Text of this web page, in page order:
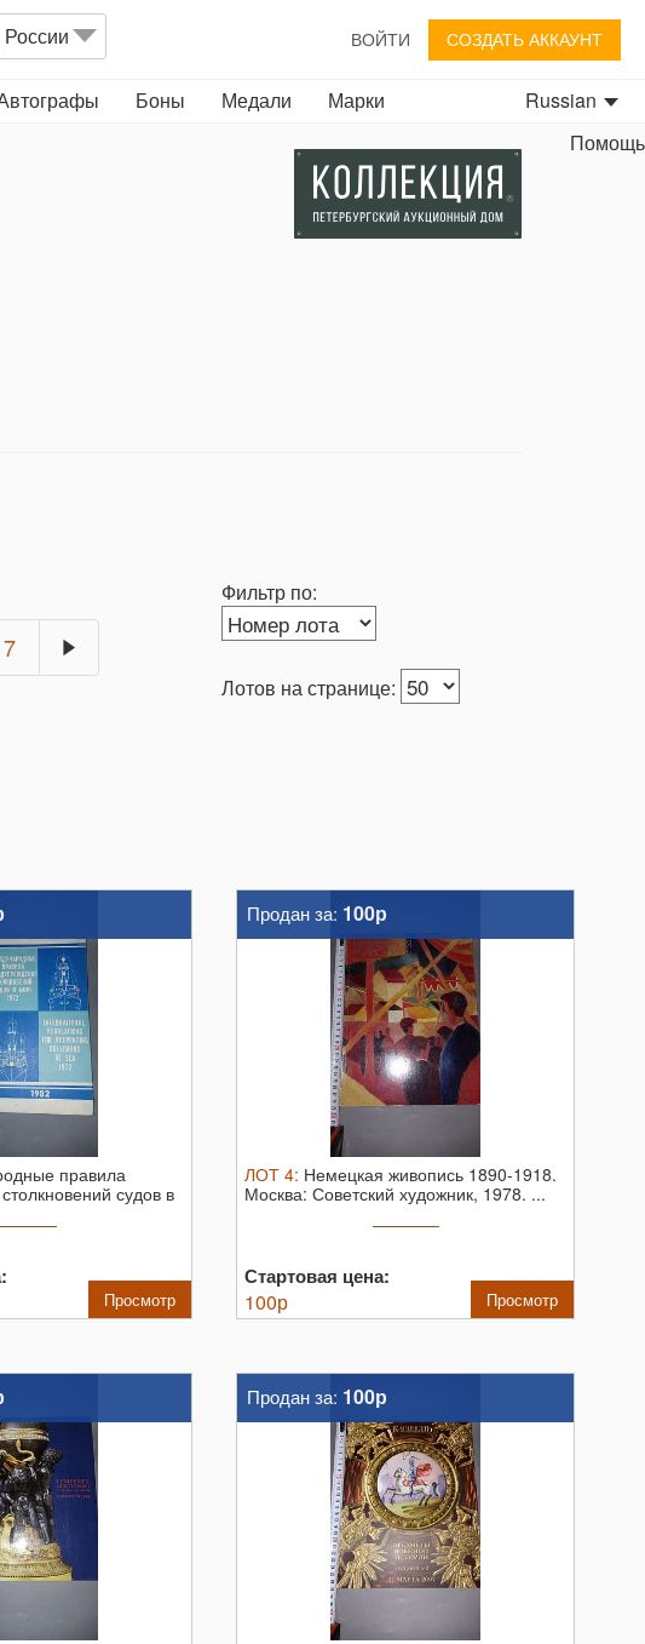
России ВОЙТИ СОЗДАТЬ АККАУНТ
Боны Медали Марки
Russian
Помощь
Фильтр по:
Лотов на странице:
7
правила
судов в
Просмотр
Продан за: 100р
ЛОТ 4: Немецкая живопись 1890-1918.
Москва: Советский художник, 1978. ...
Стартовая цена:
100р Просмотр
Продан за: 100р